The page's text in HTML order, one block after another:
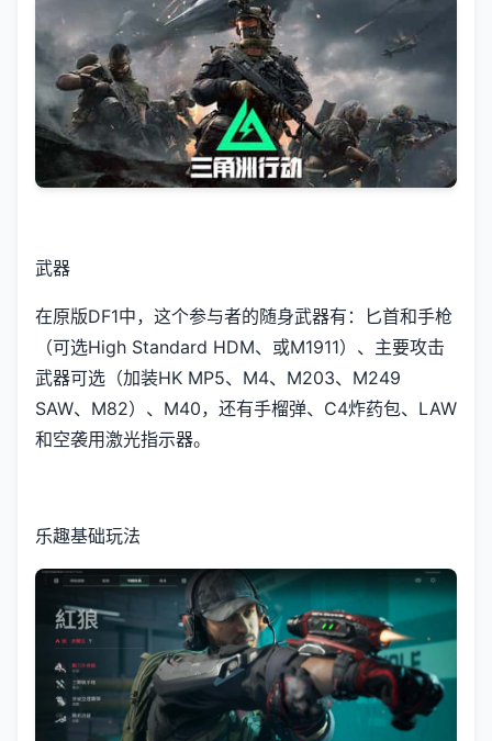
武器
在原版DF1中，这个参与者的随身武器有：匕首和手枪
（可选High Standard HDM、或M1911）、主要攻击
武器可选（加装HK MP5、M4、M203、M249
SAW、M82）、M40，还有手榴弹、C4炸药包、LAW
和空袭用激光指示器。
乐趣基础玩法